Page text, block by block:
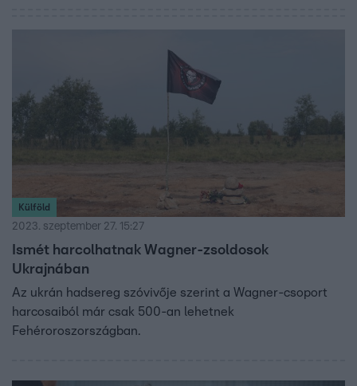
Külföld
2023. szeptember 27. 15:27
Ismét harcolhatnak Wagner-zsoldosok
Ukrajnában
Az ukrán hadsereg szóvivője szerint a Wagner-csoport
harcosaiból már csak 500-an lehetnek
Fehéroroszországban.